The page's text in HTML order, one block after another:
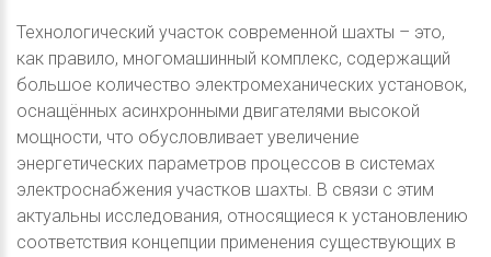
Технологический участок современной шахты – это,
как правило, многомашинный комплекс, содержащий
большое количество электромеханических установок,
оснащённых асинхронными двигателями высокой
мощности, что обусловливает увеличение
энергетических параметров процессов в системах
электроснабжения участков шахты. В связи с этим
актуальны исследования, относящиеся к установлению
соответствия концепции применения существующих в